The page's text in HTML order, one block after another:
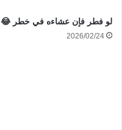
لو فطر فإن عشاءه في خطر 😂
2026/02/24